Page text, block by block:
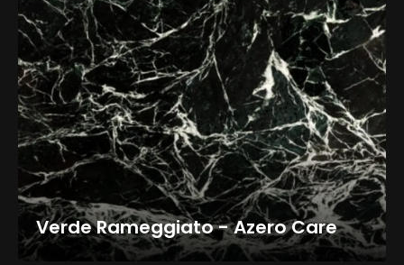
Verde Rameggiato - Azero Care